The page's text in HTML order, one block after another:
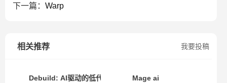
下一篇： Warp
我要投稿
相关推荐
Debuild: AI驱动的低代码Web应用开发平台
Mage ai